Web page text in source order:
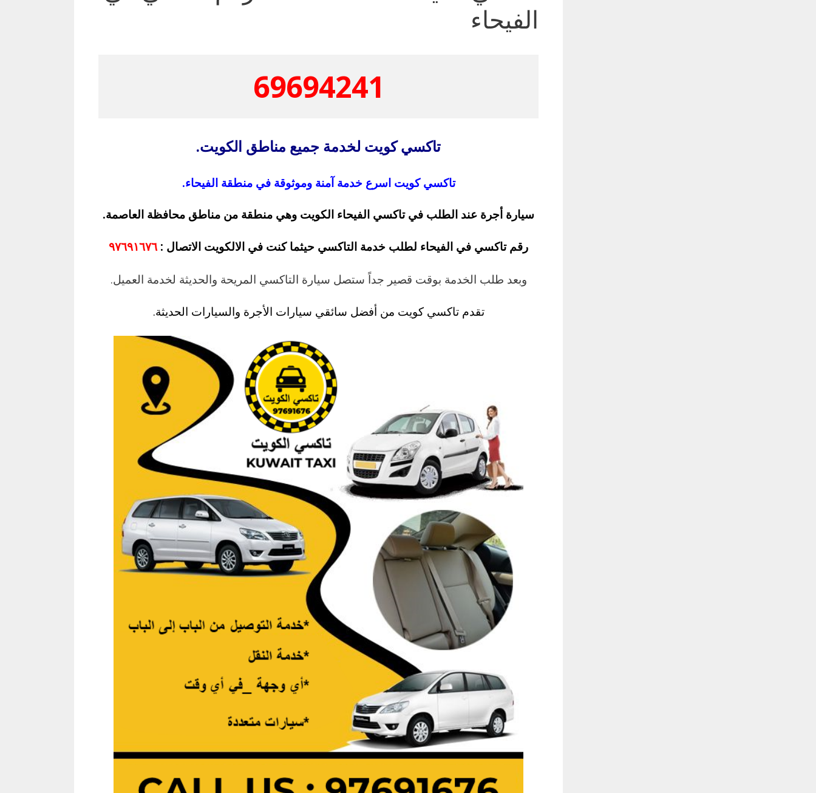
الفيحاء
69694241
تاكسي كويت لخدمة جميع مناطق الكويت.
تاكسي كويت اسرع خدمة آمنة وموثوقة في منطقة الفيحاء.
سيارة أجرة عند الطلب في تاكسي الفيحاء الكويت وهي منطقة من مناطق محافظة العاصمة.
رقم تاكسي في الفيحاء لطلب خدمة التاكسي حيثما كنت في الالكويت الاتصال :٩٧٦٩١٦٧٦
وبعد طلب الخدمة بوقت قصير جداً ستصل سيارة التاكسي المريحة والحديثة لخدمة العميل.
تقدم تاكسي كويت من أفضل سائقي سيارات الأجرة والسيارات الحديثة.